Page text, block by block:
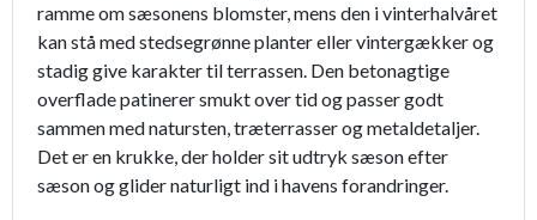
ramme om sæsonens blomster, mens den i vinterhalvåret
kan stå med stedsegrønne planter eller vintergækker og
stadig give karakter til terrassen. Den betonagtige
overflade patinerer smukt over tid og passer godt
sammen med natursten, træterrasser og metaldetaljer.
Det er en krukke, der holder sit udtryk sæson efter
sæson og glider naturligt ind i havens forandringer.